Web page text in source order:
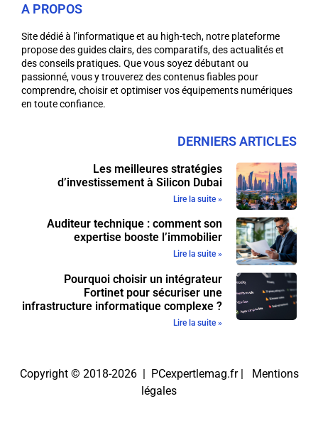
A PROPOS
Site dédié à l’informatique et au high-tech, notre plateforme
propose des guides clairs, des comparatifs, des actualités et
des conseils pratiques. Que vous soyez débutant ou
passionné, vous y trouverez des contenus fiables pour
comprendre, choisir et optimiser vos équipements numériques
en toute confiance.
DERNIERS ARTICLES
Les meilleures stratégies
d’investissement à Silicon Dubai
Lire la suite »
Auditeur technique : comment son
expertise booste l’immobilier
Lire la suite »
Pourquoi choisir un intégrateur
Fortinet pour sécuriser une
infrastructure informatique complexe ?
Lire la suite »
Copyright © 2018-2026 | PCexpertlemag.fr | Mentions
légales